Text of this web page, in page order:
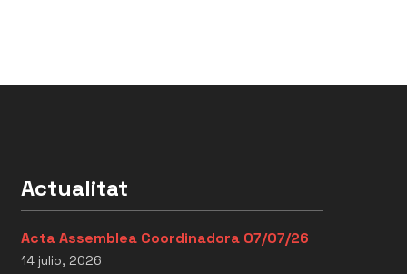
Actualitat
Acta Assemblea Coordinadora 07/07/26
14 julio, 2026